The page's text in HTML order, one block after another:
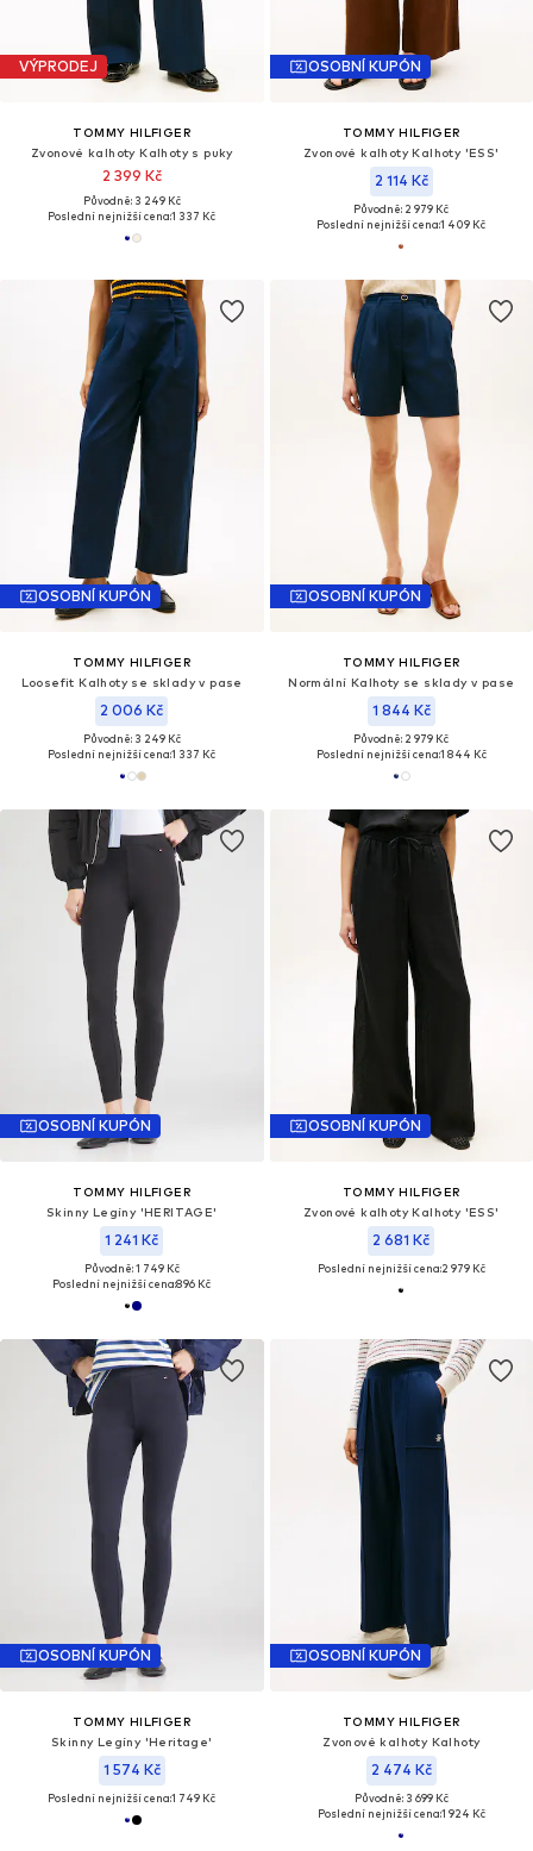
VÝPRODEJ
TOMMY HILFIGER
Zvonové kalhoty Kalhoty s puky
2 399 Kč
Původně: 3 249 Kč
Poslední nejnižší cena:1 337 Kč
OSOBNÍ KUPÓN
TOMMY HILFIGER
Zvonové kalhoty Kalhoty 'ESS'
2 114 Kč
Původně: 2 979 Kč
Poslední nejnižší cena:1 409 Kč
OSOBNÍ KUPÓN
TOMMY HILFIGER
Loosefit Kalhoty se sklady v pase
2 006 Kč
Původně: 3 249 Kč
Poslední nejnižší cena:1 337 Kč
OSOBNÍ KUPÓN
TOMMY HILFIGER
Normální Kalhoty se sklady v pase
1 844 Kč
Původně: 2 979 Kč
Poslední nejnižší cena:1 844 Kč
OSOBNÍ KUPÓN
TOMMY HILFIGER
Skinny Legíny 'HERITAGE'
1 241 Kč
Původně: 1 749 Kč
Poslední nejnižší cena:896 Kč
OSOBNÍ KUPÓN
TOMMY HILFIGER
Zvonové kalhoty Kalhoty 'ESS'
2 681 Kč
Poslední nejnižší cena:2 979 Kč
OSOBNÍ KUPÓN
TOMMY HILFIGER
Skinny Legíny 'Heritage'
1 574 Kč
Poslední nejnižší cena:1 749 Kč
OSOBNÍ KUPÓN
TOMMY HILFIGER
Zvonové kalhoty Kalhoty
2 474 Kč
Původně: 3 699 Kč
Poslední nejnižší cena:1 924 Kč